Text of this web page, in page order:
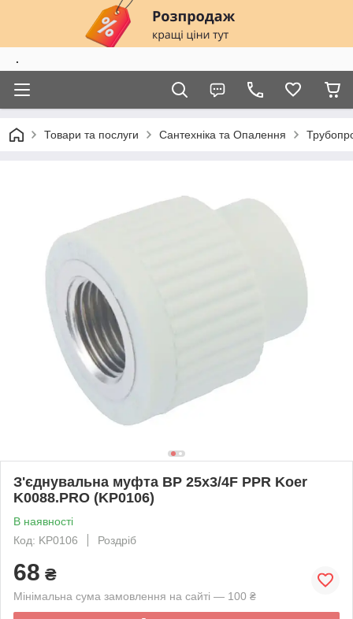
.
Товари та послуги Сантехніка та Опалення
З'єднувальна муфта ВР 25x3/4F PPR Koer
K0088.PRO (KP0106)
В наявності
Код: KP0106
Роздріб
68 ₴
Мінімальна сума замовлення на сайті — 100 ₴